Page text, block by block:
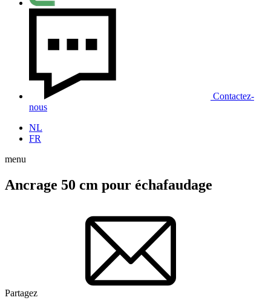
Contactez-
nous
NL
FR
menu
Ancrage 50 cm pour échafaudage
Partagez